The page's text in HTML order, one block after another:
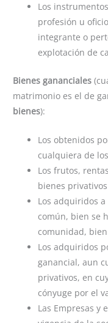
Los
profesión u
integrante o
explotación de
Bienes gananciales
matrimonio es el de
bienes):
Los obtenidos
cualquiera de
Los frutos,
bienes
Los adquiridos
común, bien se
comunidad,
Los adquiridos
ganancial, aun
privativos, en
cónyuge por el
Las Empresas y